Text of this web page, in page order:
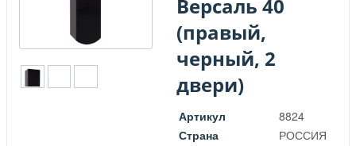
Версаль 40
(правый,
черный, 2
двери)
Артикул
8824
Страна
РОССИЯ